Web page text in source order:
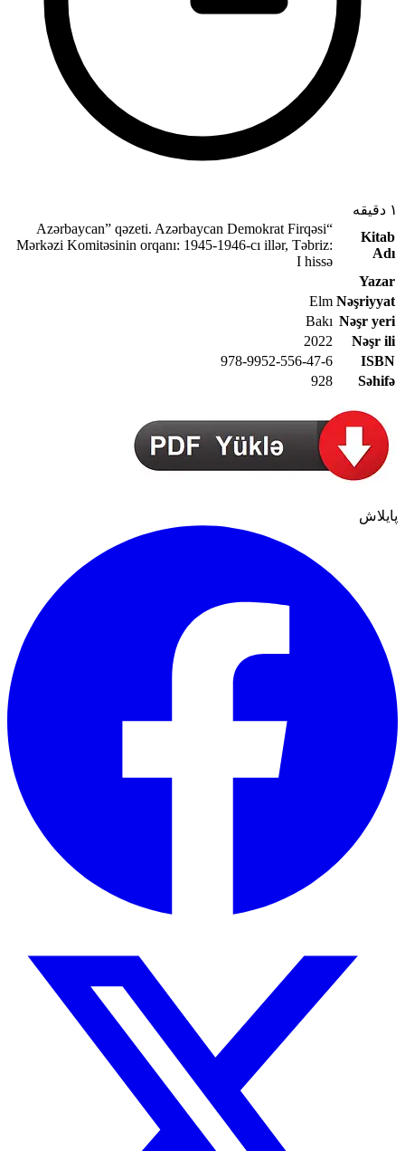
۱ دقیقه
Kitab
Adı
“Azərbaycan” qəzeti. Azərbaycan Demokrat Firqəsi
Mərkəzi Komitəsinin orqanı: 1945-1946-cı illər, Təbriz:
I hissə
Yazar
Nəşriyyat
Elm
Nəşr yeri
Bakı
Nəşr ili
2022
ISBN
978-9952-556-47-6
Səhifə
928
پایلاش